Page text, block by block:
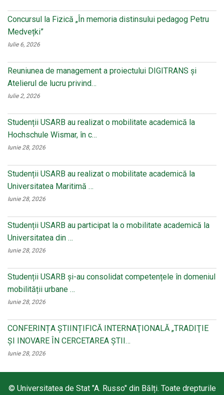
Concursul la Fizică „În memoria distinsului pedagog Petru
Medvețki”
Iulie 6, 2026
Reuniunea de management a proiectului DIGITRANS și
Atelierul de lucru privind…
Iulie 2, 2026
Studenții USARB au realizat o mobilitate academică la
Hochschule Wismar, în c…
Iunie 28, 2026
Studenții USARB au realizat o mobilitate academică la
Universitatea Maritimă …
Iunie 28, 2026
Studenții USARB au participat la o mobilitate academică la
Universitatea din …
Iunie 28, 2026
Studenții USARB și-au consolidat competențele în domeniul
mobilității urbane …
Iunie 28, 2026
CONFERINȚA ȘTIINȚIFICĂ INTERNAŢIONALĂ „TRADIŢIE
ŞI INOVARE ÎN CERCETAREA ŞTII…
Iunie 28, 2026
© Universitatea de Stat "A. Russo" din Bălți. Toate drepturile